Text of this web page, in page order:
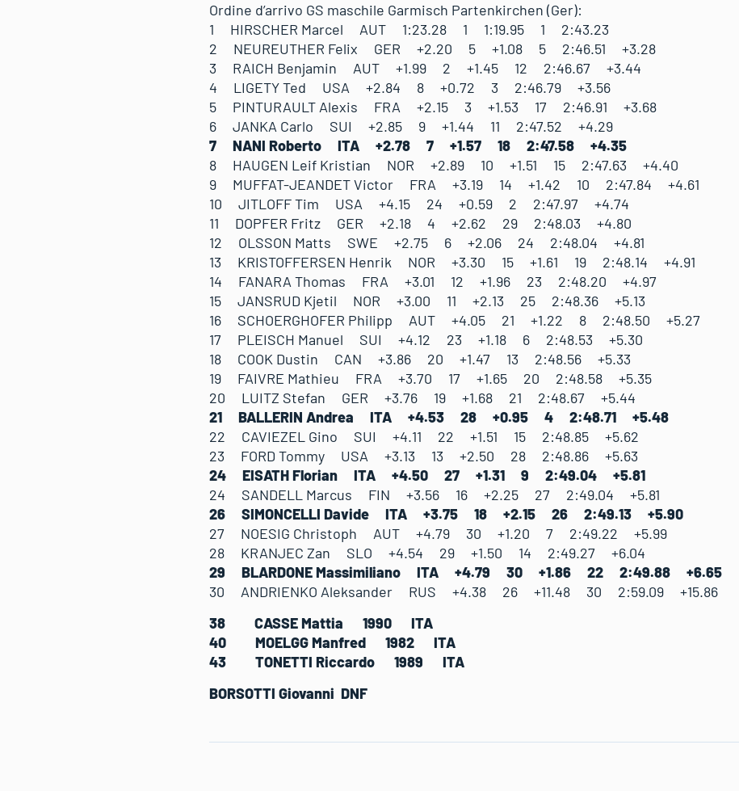
Ordine d’arrivo GS maschile Garmisch Partenkirchen (Ger):
1 HIRSCHER Marcel AUT 1:23.28 1 1:19.95 1 2:43.23
2 NEUREUTHER Felix GER +2.20 5 +1.08 5 2:46.51 +3.28
3 RAICH Benjamin AUT +1.99 2 +1.45 12 2:46.67 +3.44
4 LIGETY Ted USA +2.84 8 +0.72 3 2:46.79 +3.56
5 PINTURAULT Alexis FRA +2.15 3 +1.53 17 2:46.91 +3.68
6 JANKA Carlo SUI +2.85 9 +1.44 11 2:47.52 +4.29
7 NANI Roberto ITA +2.78 7 +1.57 18 2:47.58 +4.35
8 HAUGEN Leif Kristian NOR +2.89 10 +1.51 15 2:47.63 +4.40
9 MUFFAT-JEANDET Victor FRA +3.19 14 +1.42 10 2:47.84 +4.61
10 JITLOFF Tim USA +4.15 24 +0.59 2 2:47.97 +4.74
11 DOPFER Fritz GER +2.18 4 +2.62 29 2:48.03 +4.80
12 OLSSON Matts SWE +2.75 6 +2.06 24 2:48.04 +4.81
13 KRISTOFFERSEN Henrik NOR +3.30 15 +1.61 19 2:48.14 +4.91
14 FANARA Thomas FRA +3.01 12 +1.96 23 2:48.20 +4.97
15 JANSRUD Kjetil NOR +3.00 11 +2.13 25 2:48.36 +5.13
16 SCHOERGHOFER Philipp AUT +4.05 21 +1.22 8 2:48.50 +5.27
17 PLEISCH Manuel SUI +4.12 23 +1.18 6 2:48.53 +5.30
18 COOK Dustin CAN +3.86 20 +1.47 13 2:48.56 +5.33
19 FAIVRE Mathieu FRA +3.70 17 +1.65 20 2:48.58 +5.35
20 LUITZ Stefan GER +3.76 19 +1.68 21 2:48.67 +5.44
21 BALLERIN Andrea ITA +4.53 28 +0.95 4 2:48.71 +5.48
22 CAVIEZEL Gino SUI +4.11 22 +1.51 15 2:48.85 +5.62
23 FORD Tommy USA +3.13 13 +2.50 28 2:48.86 +5.63
24 EISATH Florian ITA +4.50 27 +1.31 9 2:49.04 +5.81
24 SANDELL Marcus FIN +3.56 16 +2.25 27 2:49.04 +5.81
26 SIMONCELLI Davide ITA +3.75 18 +2.15 26 2:49.13 +5.90
27 NOESIG Christoph AUT +4.79 30 +1.20 7 2:49.22 +5.99
28 KRANJEC Zan SLO +4.54 29 +1.50 14 2:49.27 +6.04
29 BLARDONE Massimiliano ITA +4.79 30 +1.86 22 2:49.88 +6.65
30 ANDRIENKO Aleksander RUS +4.38 26 +11.48 30 2:59.09 +15.86
38 CASSE Mattia 1990 ITA
40 MOELGG Manfred 1982 ITA
43 TONETTI Riccardo 1989 ITA
BORSOTTI Giovanni DNF